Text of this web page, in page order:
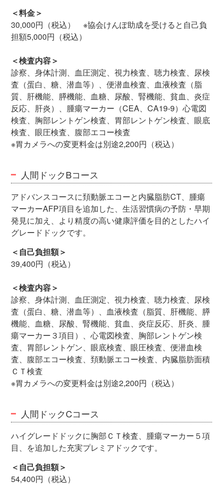
＜料金＞
30,000円（税込） ※協会けんぽ助成を受けると自己負
担額5,000円（税込）
＜検査内容＞
診察、身体計測、血圧測定、視力検査、聴力検査、尿検
査（蛋白、糖、潜血等）、便潜血検査、血液検査（脂
質、肝機能、膵機能、血糖、尿酸、腎機能、貧血、炎症
反応、肝炎）、腫瘍マーカー（CEA、CA19-9）心電図
検査、胸部レントゲン検査、胃部レントゲン検査、眼底
検査、眼圧検査、腹部エコー検査
※胃カメラへの変更料金は別途2,200円（税込）
人間ドックBコース
アドバンスコースに頚動脈エコーと内臓脂肪CT、腫瘍
マーカーAFP項目を追加した、生活習慣病の予防・早期
発見に加え、より精度の高い健康評価を目的としたハイ
グレードドックです。
＜自己負担額＞
39,400円（税込）
＜検査内容＞
診察、身体計測、血圧測定、視力検査、聴力検査、尿検
査（蛋白、糖、潜血等）、血液検査（脂質、肝機能、膵
機能、血糖、尿酸、腎機能、貧血、炎症反応、肝炎、腫
瘍マーカー３項目）、心電図検査、胸部レントゲン検
査、胃部レントゲン、眼底検査、眼圧検査、便潜血検
査、腹部エコー検査、頚動脈エコー検査、内臓脂肪面積
ＣＴ検査
※胃カメラへの変更料金は別途2,200円（税込）
人間ドックCコース
ハイグレードドックに胸部ＣＴ検査、腫瘍マーカー５項
目、を追加した充実プレミアドックです。
＜自己負担額＞
54,400円（税込）